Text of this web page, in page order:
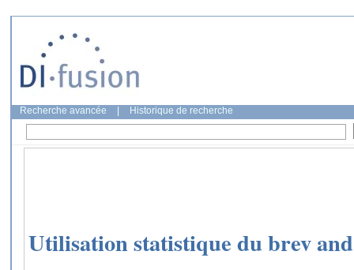
Recherche avancée Historique de recherche
Utilisation statistique du brev